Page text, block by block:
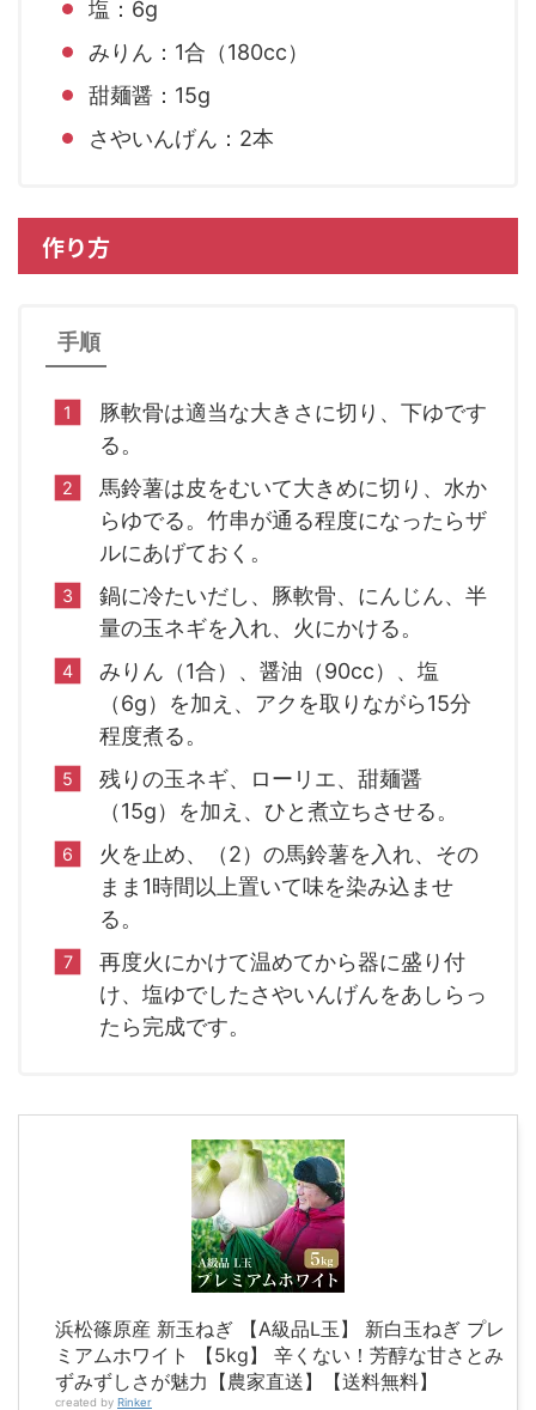
塩：6g
みりん：1合（180cc）
甜麺醤：15g
さやいんげん：2本
作り方
手順
豚軟骨は適当な大きさに切り、下ゆです
る。
馬鈴薯は皮をむいて大きめに切り、水か
らゆでる。竹串が通る程度になったらザ
ルにあげておく。
鍋に冷たいだし、豚軟骨、にんじん、半
量の玉ネギを入れ、火にかける。
みりん（1合）、醤油（90cc）、塩
（6g）を加え、アクを取りながら15分
程度煮る。
残りの玉ネギ、ローリエ、甜麺醤
（15g）を加え、ひと煮立ちさせる。
火を止め、（2）の馬鈴薯を入れ、その
まま1時間以上置いて味を染み込ませ
る。
再度火にかけて温めてから器に盛り付
け、塩ゆでしたさやいんげんをあしらっ
たら完成です。
浜松篠原産 新玉ねぎ 【A級品L玉】 新白玉ねぎ プレ
ミアムホワイト 【5kg】 辛くない！芳醇な甘さとみ
ずみずしさが魅力【農家直送】【送料無料】
created by Rinker